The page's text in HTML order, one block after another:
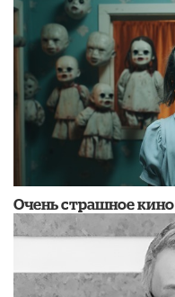
Очень страшное кино